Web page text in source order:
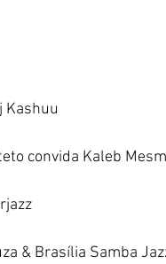
Kashuu
convida Kaleb
& Brasília Samba